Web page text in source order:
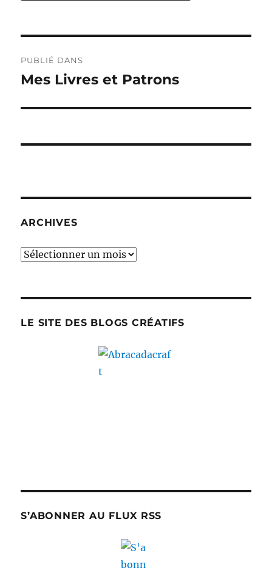
de
PUBLIÉ DANS
Mes Livres et Patrons
ARCHIVES
Archives
LE SITE DES BLOGS CRÉATIFS
S’ABONNER AU FLUX RSS